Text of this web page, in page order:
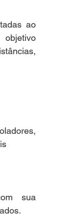
ao
objetivo
sua